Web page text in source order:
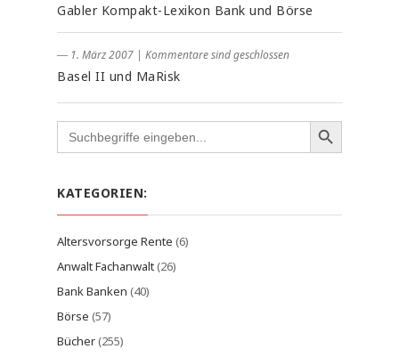
Gabler Kompakt-Lexikon Bank und Börse
― 1. März 2007 | Kommentare sind geschlossen
Basel II und MaRisk
Search
for:
KATEGORIEN:
Altersvorsorge Rente (6)
Anwalt Fachanwalt(26)
Bank Banken (40)
Börse (57)
Bücher(255)